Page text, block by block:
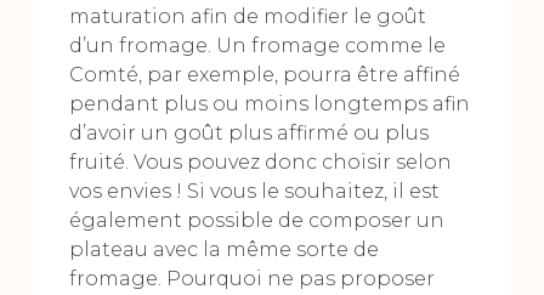
maturation afin de modifier le goût
d’un fromage. Un fromage comme le
Comté, par exemple, pourra être affiné
pendant plus ou moins longtemps afin
d’avoir un goût plus affirmé ou plus
fruité. Vous pouvez donc choisir selon
vos envies ! Si vous le souhaitez, il est
également possible de composer un
plateau avec la même sorte de
fromage. Pourquoi ne pas proposer